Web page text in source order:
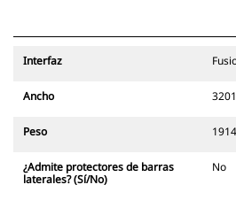
Interfaz
Ancho
Peso
¿Admite protectores de barras
laterales? (Sí/No)
No